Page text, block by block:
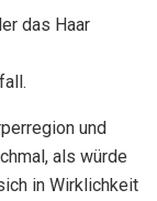
das Haar
und
als würde
in Wirklichkeit